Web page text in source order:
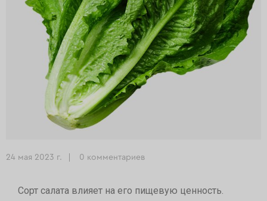
24 мая 2023 г. 0 комментариев
Сорт салата влияет на его пищевую ценность.